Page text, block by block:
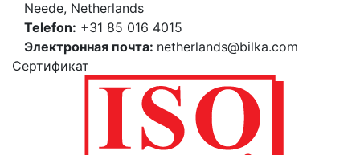
Neede, Netherlands
Telefon: +31 85 016 4015
Электронная почта: netherlands@bilka.com
Cертификат